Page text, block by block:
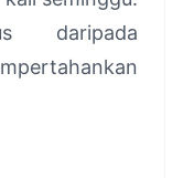
daripada